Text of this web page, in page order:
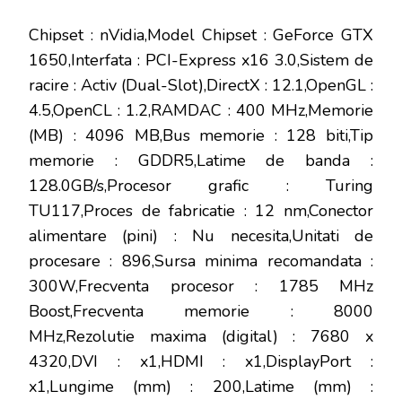
Chipset : nVidia,Model Chipset : GeForce GTX
1650,Interfata : PCI-Express x16 3.0,Sistem de
racire : Activ (Dual-Slot),DirectX : 12.1,OpenGL :
4.5,OpenCL : 1.2,RAMDAC : 400 MHz,Memorie
(MB) : 4096 MB,Bus memorie : 128 biti,Tip
memorie : GDDR5,Latime de banda :
128.0GB/s,Procesor grafic : Turing
TU117,Proces de fabricatie : 12 nm,Conector
alimentare (pini) : Nu necesita,Unitati de
procesare : 896,Sursa minima recomandata :
300W,Frecventa procesor : 1785 MHz
Boost,Frecventa memorie : 8000
MHz,Rezolutie maxima (digital) : 7680 x
4320,DVI : x1,HDMI : x1,DisplayPort :
x1,Lungime (mm) : 200,Latime (mm) :